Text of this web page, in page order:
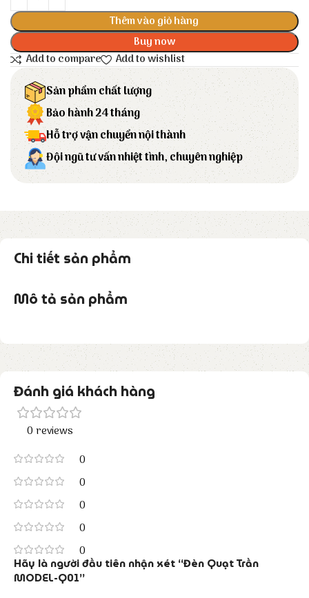
Thêm vào giỏ hàng
Buy now
Add to compare
Add to wishlist
Sản phẩm chất lượng
Bảo hành 24 tháng
Hỗ trợ vận chuyển nội thành
Đội ngũ tư vấn nhiệt tình, chuyên nghiệp
Chi tiết sản phẩm
Mô tả sản phẩm
Đánh giá khách hàng
0 reviews
0
0
0
0
0
Hãy là người đầu tiên nhận xét “Đèn Quạt Trần
MODEL-Q01”